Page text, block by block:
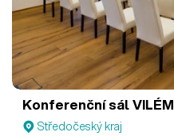
Konferenční sál VILÉM
Středočeský kraj